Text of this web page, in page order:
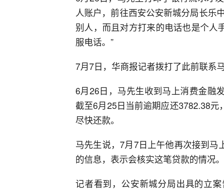
人账户，前往西安公安新城分局长乐
别人，而且对方打来的电话也是个人
服电话。”
7月7日，华商报记者拨打了此前联系
6月26日，马先生收到马上消费金融
截至6月25日当前逾期应还3782.38
尽快还款。
马先生说，7月7日上午他再次接到
的信息，表示会核实这笔贷款的情况。
记者看到，公安新城分局出具的立